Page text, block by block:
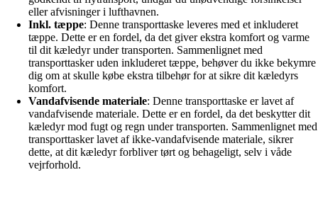
eller afvisninger i lufthavnen.
Inkl. tæppe: Denne transporttaske leveres med et inkluderet
tæppe. Dette er en fordel, da det giver ekstra komfort og varme
til dit kæledyr under transporten. Sammenlignet med
transporttasker uden inkluderet tæppe, behøver du ikke bekymre
dig om at skulle købe ekstra tilbehør for at sikre dit kæledyrs
komfort.
Vandafvisende materiale: Denne transporttaske er lavet af
vandafvisende materiale. Dette er en fordel, da det beskytter dit
kæledyr mod fugt og regn under transporten. Sammenlignet med
transporttasker lavet af ikke-vandafvisende materiale, sikrer
dette, at dit kæledyr forbliver tørt og behageligt, selv i våde
vejrforhold.